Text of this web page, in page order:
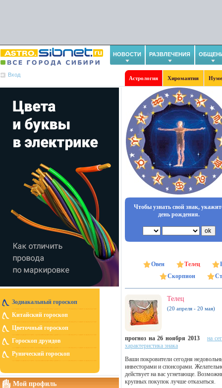
НОВОСТИ РАЗВЛЕЧЕНИЯ
Вход
Астрология Хиромантия
Зодиакальный гороскоп
Китайский гороскоп
Цветочный гороскоп
Гороскоп друидов
Рунический гороскоп
Мой профиль
Чтобы узнать свой знак,
день рождения.
Овен Телец
Скорпион
Телец
(20 апреля - 20 мая)
прогноз на 26 ноября 2013
на
характеристика знака
Ваши покровители сегодня
инвесторами и спонсорами.
действует на вас угнетающе.
крупных покупок лучше отказаться.